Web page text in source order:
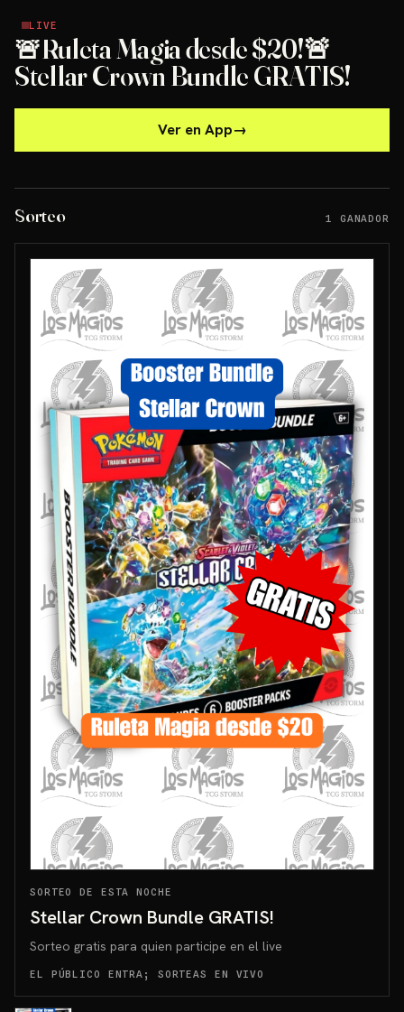
LIVE
LIVE
🚨Ruleta Magia desde $20!🚨
Stellar Crown Bundle GRATIS!
Ver en App→
Sorteo 1 GANADOR
SORTEO DE ESTA NOCHE
Stellar Crown Bundle GRATIS!
Sorteo gratis para quien participe en el live
EL PÚBLICO ENTRA; SORTEAS EN VIVO